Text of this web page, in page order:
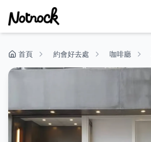
首頁 約會好去處 咖啡廳